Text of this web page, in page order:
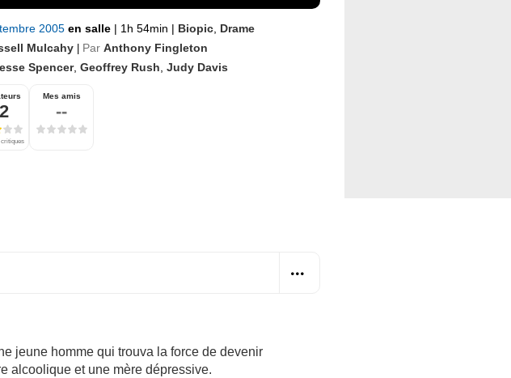
2005 en salle | 1h 54min | Biopic Drame
Mulcahy | Par Anthony Fingleton
Spencer, Geoffrey Rush Judy Davis
critiques
Mes amis
--
jeune homme qui trouva la force de devenir
alcoolique et une mère dépressive.